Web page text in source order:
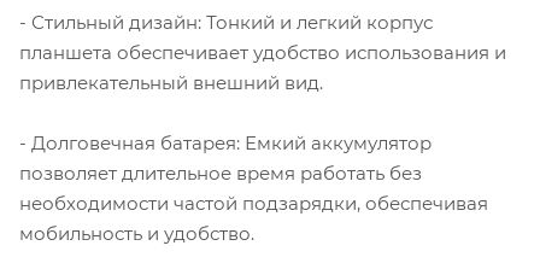
- Стильный дизайн: Тонкий и легкий корпус
планшета обеспечивает удобство использования и
привлекательный внешний вид.
- Долговечная батарея: Емкий аккумулятор
позволяет длительное время работать без
необходимости частой подзарядки, обеспечивая
мобильность и удобство.